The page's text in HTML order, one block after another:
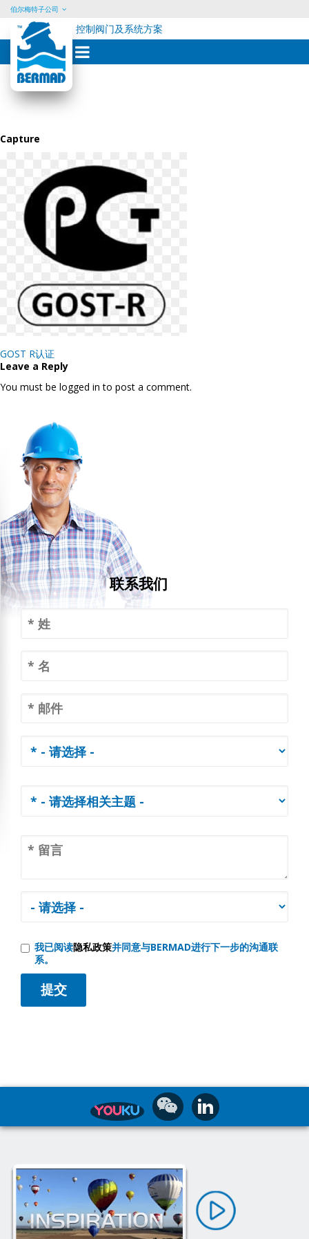
Skip
content
伯尔梅特子公司
控制阀门及系统方案
Capture
Post
navigation
GOST R认证
Leave a Reply
You must be logged in to post a comment.
联系我们
我已阅读隐私政策并同意与BERMAD进行下一步的沟通联
系。